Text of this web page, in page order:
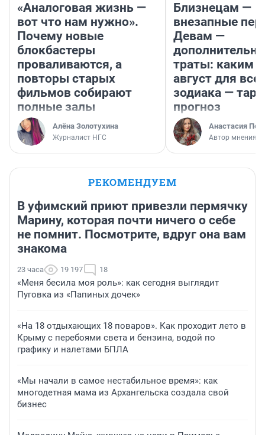
«Аналоговая жизнь —
вот что нам нужно».
Почему новые
блокбастеры
проваливаются, а
повторы старых
фильмов собирают
полные залы
Алёна Золотухина
Журналист НГС
Близнецам —
внезапные
Девам —
траты: каким
август для
зодиака —
прогноз
Анастасия
Автор мнения
РЕКОМЕНДУЕМ
В уфимский приют привезли пермячку
Марину, которая почти ничего о себе
не помнит. Посмотрите, вдруг она вам
знакома
23 часа 19 197 18
«Меня бесила моя роль»: как сегодня выглядит
Пуговка из «Папиных дочек»
«На 18 отдыхающих 18 поваров». Как проходит лето в
Крыму с перебоями света и бензина, водой по
графику и налетами БПЛА
«Мы начали в самое нестабильное время»: как
многодетная мама из Архангельска создала свой
бизнес